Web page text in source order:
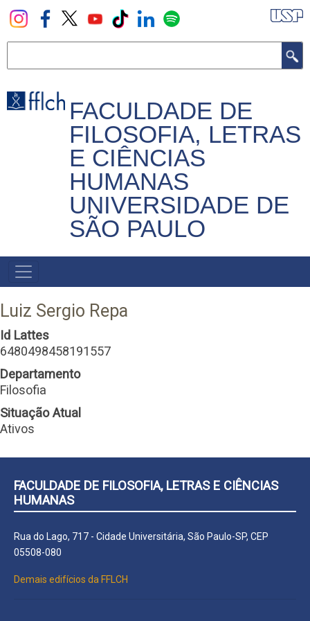
Pular
para
principal
FACULDADE DE
FILOSOFIA, LETRAS
E CIÊNCIAS
HUMANAS
UNIVERSIDADE DE
SÃO PAULO
NAVEGADOR
PRINCIPAL
Luiz Sergio Repa
Id Lattes
6480498458191557
Departamento
Filosofia
Situação Atual
Ativos
FACULDADE DE FILOSOFIA, LETRAS E CIÊNCIAS
HUMANAS
Rua do Lago, 717 - Cidade Universitária, São Paulo-SP, CEP
05508-080
Demais edifícios da FFLCH